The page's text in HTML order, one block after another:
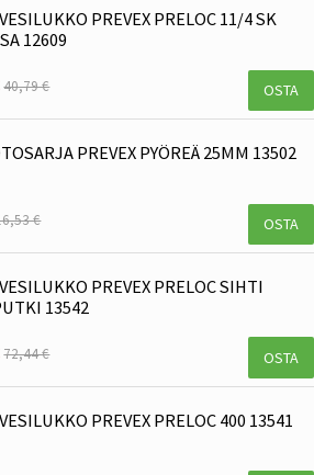
PREVEX PRELOC 11/4 SK
12609
40,79 € OSTA
PREVEX PYÖREÄ 25MM 13502
€ OSTA
PREVEX PRELOC SIHTI
13542
72,44 € OSTA
PREVEX PRELOC 400 13541